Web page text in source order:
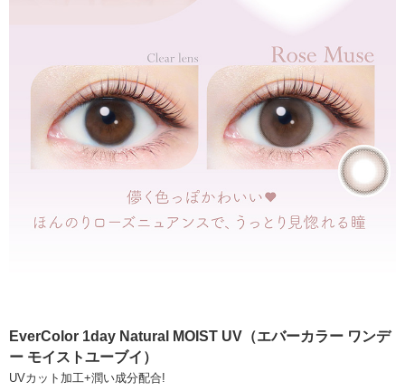
EverColor 1day Natural MOIST UV（エバーカラー ワンデ
ー モイストユーブイ）
UVカット加工+潤い成分配合!